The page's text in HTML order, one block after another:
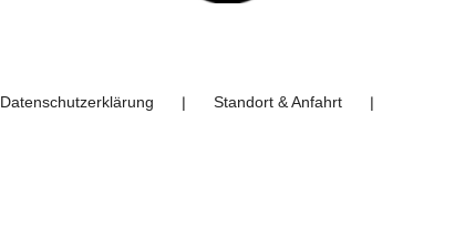
Datenschutzerklärung ❘ Standort & Anfahrt ❘